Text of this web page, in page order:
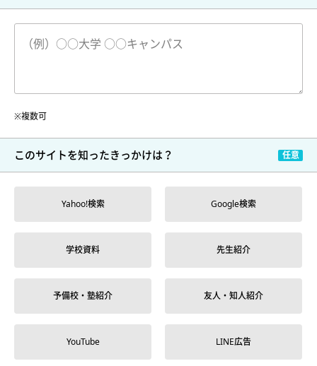
※複数可
このサイトを知ったきっかけは？
Yahoo!検索 Google検索
学校資料 先生紹介
予備校・塾紹介 友人・知人紹介
YouTube LINE広告